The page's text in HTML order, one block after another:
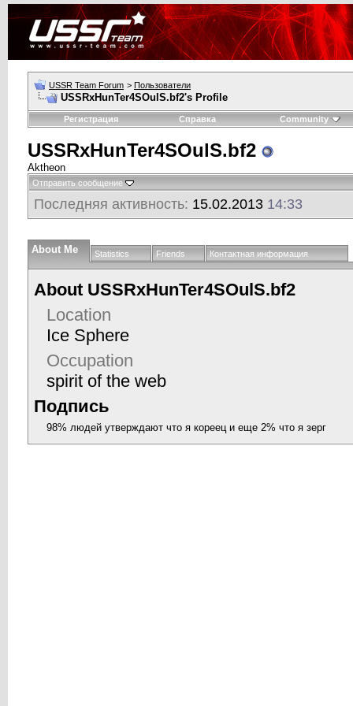
USSR Team Forum > Пользователи
USSRxHunTer4SOulS.bf2's Profile
Регистрация Справка Community
USSRxHunTer4SOulS.bf2
Aktheon
Отправить сообщение
Последняя активность: 15.02.2013 14:33
About Me Statistics Friends Контактная информация
About USSRxHunTer4SOulS.bf2
Location
Ice Sphere
Occupation
spirit of the web
Подпись
98% людей утверждают что я кореец и еще 2% что я зерг